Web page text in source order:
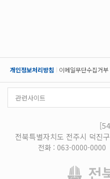
개인정보처리방침 이메일무단수집거부
전북특별자치도 전주시 덕진
전화 : 063-0000-0000